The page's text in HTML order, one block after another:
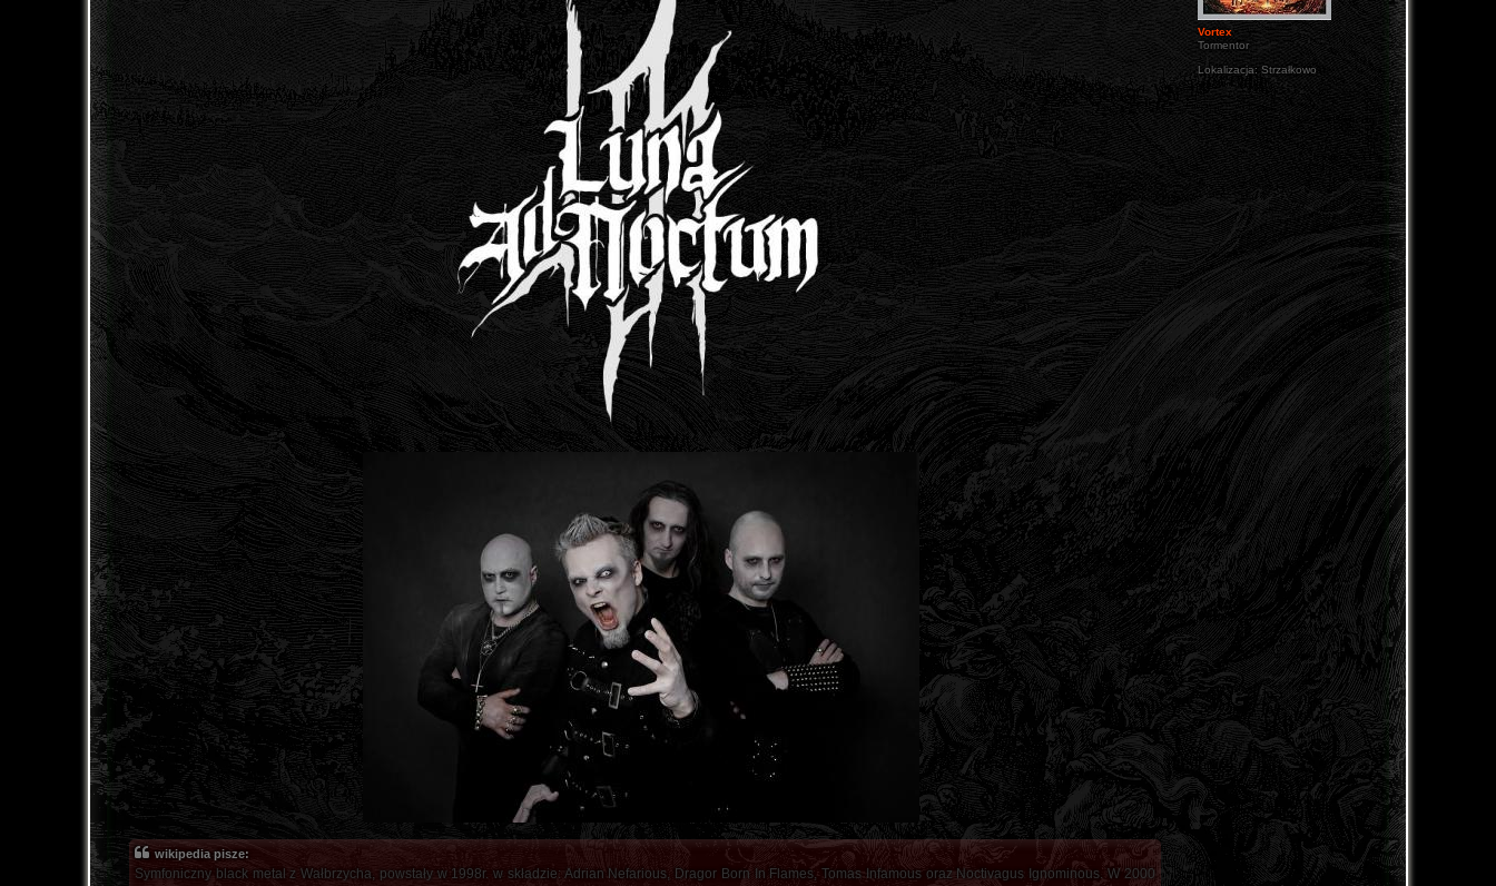
Vortex
Tormentor
Lokalizacja: Strzałkowo
wikipedia pisze:
Symfoniczny black metal z Wałbrzycha, powstały w 1998r. w składzie: Adrian Nefarious, Dragor Born In Flames, Tomas Infamous oraz Noctivagus Ignominous. W 2000